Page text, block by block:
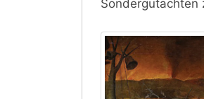
Sondergutachten